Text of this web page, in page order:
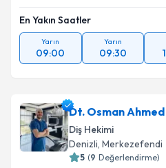
En Yakın Saatler
Yarın
09:00
Yarın
09:30
Dt. Osman
Diş Hekimi
Denizli, Merkezefendi
5 (9 Değerlendirme)